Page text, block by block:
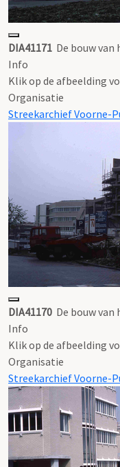
DIA41171 De bouw van
Info
Klik op de afbeelding
Organisatie
Streekarchief Voorne-
DIA41170 De bouw van
Info
Klik op de afbeelding
Organisatie
Streekarchief Voorne-